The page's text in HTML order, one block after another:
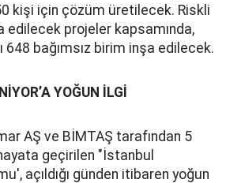
kişi için çözüm üretilecek. Riskli
edilecek projeler kapsamında,
648 bağımsız birim inşa edilecek.
YOĞUN İLGİ
AŞ ve BİMTAŞ tarafından 5
geçirilen "İstanbul
açıldığı günden itibaren yoğun